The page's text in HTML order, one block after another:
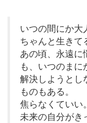
いつの間にか大
ちゃんと生きて
あの頃、永遠に
も、いつのまに
解決しようとし
ものもある。
焦らなくていい
未来の自分がき